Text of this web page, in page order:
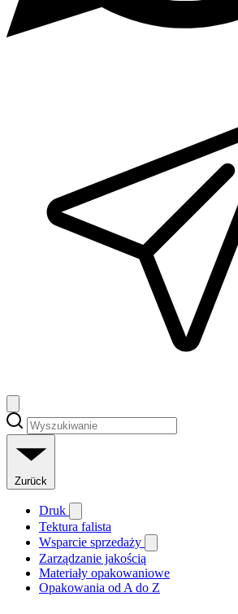
Zurück
Druk
Tektura falista
Wsparcie sprzedaży
Zarządzanie jakością
Materiały opakowaniowe
Opakowania od A do Z